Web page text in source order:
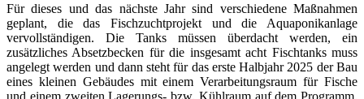
Für dieses und das nächste Jahr sind verschiedene Maßnahmen
geplant, die das Fischzuchtprojekt und die Aquaponikanlage
vervollständigen. Die Tanks müssen überdacht werden, ein
zusätzliches Absetzbecken für die insgesamt acht Fischtanks muss
angelegt werden und dann steht für das erste Halbjahr 2025 der Bau
eines kleinen Gebäudes mit einem Verarbeitungsraum für Fische
und einem zweiten Lagerungs- bzw. Kühlraum auf dem Programm.